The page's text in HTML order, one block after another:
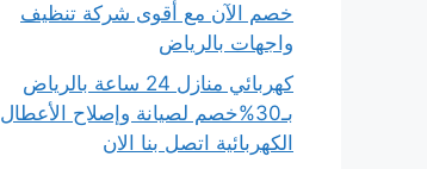
خصم الآن مع أقوى شركة تنظيف
واجهات بالرياض
كهربائي منازل 24 ساعة بالرياض
بـ30%خصم لصيانة وإصلاح الأعطال
الكهربائية اتصل بنا الان